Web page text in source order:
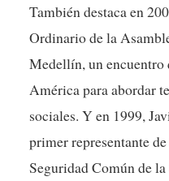
También destaca en
Ordinario de la
Medellín, un encuentro
América para abordar
sociales. Y en 1999,
primer representante
Seguridad Común de